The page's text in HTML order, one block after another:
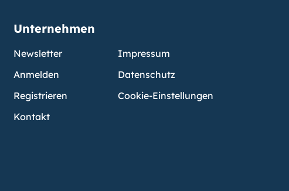
Unternehmen
Newsletter
Anmelden
Registrieren
Kontakt
Impressum
Datenschutz
Cookie-Einstellungen